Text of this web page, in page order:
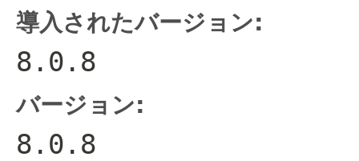
導入されたバージョン:
8.0.8
バージョン:
8.0.8